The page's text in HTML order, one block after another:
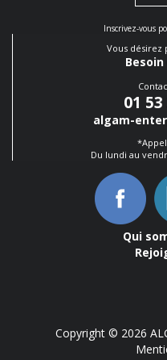
Inscrivez-vous
Vous désirez
01
algam-
Du lundi au
Qui
Copyright © 2026